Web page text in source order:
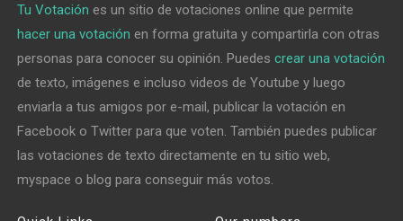
Tu Votación es un sitio de votaciones online que permite
hacer una votación en forma gratuita y compartirla con otras
personas para conocer su opinión. Puedescrear una votación
de texto, imágenes e incluso videos de Youtube y luego
enviarla a tus amigos por e-mail, publicar la votación en
Facebook o Twitter para que voten. También puedes publicar
las votaciones de texto directamente en tu sitio web,
myspace o blog para conseguir más votos.